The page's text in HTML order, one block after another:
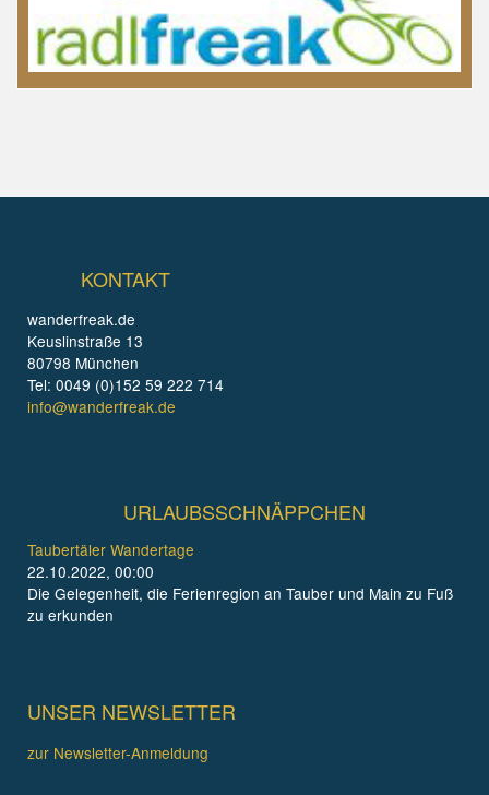
KONTAKT
wanderfreak.de
Keuslinstraße 13
80798 München
Tel: 0049 (0)152 59 222 714
info@wanderfreak.de
URLAUBSSCHNÄPPCHEN
Taubertäler Wandertage
22.10.2022, 00:00
Die Gelegenheit, die Ferienregion an Tauber und Main zu Fuß
zu erkunden
UNSER NEWSLETTER
zur Newsletter-Anmeldung